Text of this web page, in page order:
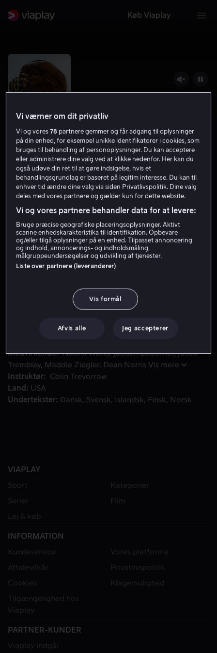
Køb Viaplay
The Book of Henry
6.6 Drama 2017 1 t. 40 min
11 år
Lej 49 kr
Køb 89 kr
En singlemor bliver overbevist af sin talentfulde søn om,
En singlemor bliver overbevist af sin talentfulde søn om,
at hun skal hjælpe med at tage affære mod deres nabo,
hende, så hun kan redde pigen.
Medvirkende Naomi Watts Jaeden Lieberher Jacob
Tremblay
Maddie Ziegler Dean Norris Vis mere
Instruktør
Colin Trevorrow
Land
USA
Undertekster
Dansk Svensk Islandsk Finsk Norsk
VIAPLAY
Sport
Kategorier
Serier
Film
Lej & køb
INFORMATION
Kundeservice
Vores platforme
Aftalevilkår
Privatlivspolitik
Cookies
Klagemulighed
Tilgængelighed hos
Viaplay
PARTNER-KUNDER
Viaplay indgår
Vi værner om dit privatliv
Vi og vores78 partnere gemmer og får adgang til oplysninger
på din enhed, for eksempel unikke identifikatorer i cookies, som
bruges til behandling af personoplysninger. Du kan acceptere
eller administrere dine valg ved at klikke nedenfor. Her kan du
også udøve din ret til at gøre indsigelse, hvis et
behandlingsgrundlag er baseret på legitim interesse. Du kan til
enhver tid ændre dine valg via siden Privatlivspolitik. Dine valg
deles med vores partnere og gælder kun for dette website.
Vi og vores partnere behandler data for at levere:
Bruge præcise geografiske placeringsoplysninger. Aktivt
scanne enhedskarakteristika til identifikation. Opbevare
og/eller tilgå oplysninger på en enhed. Tilpasset annoncering
og indhold, annoncerings- og indholdsmåling,
målgruppeundersøgelser og udvikling af tjenester.
Liste over partnere (leverandører)
Vis formål
Afvis alle Jeg accepterer